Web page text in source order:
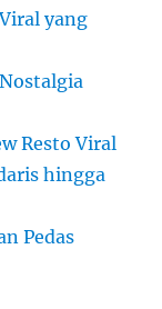
yang
Resto Viral
hingga
Pedas